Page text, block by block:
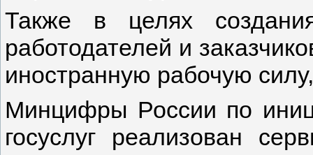
Также в целях
работодателей и
иностранную рабочую силу,
Минцифры России по
госуслуг реализован